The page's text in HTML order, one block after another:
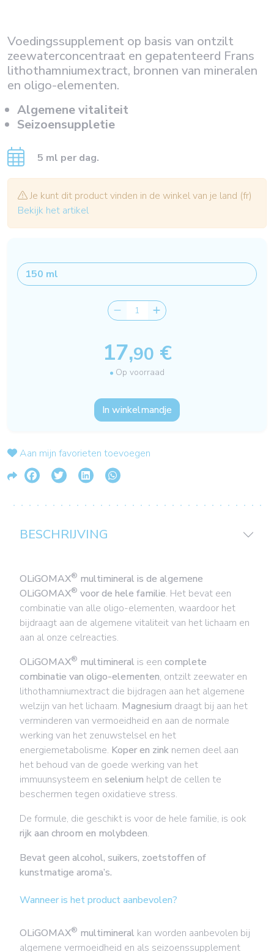
Voedingssupplement op basis van ontzilt
zeewaterconcentraat en gepatenteerd Frans
lithothamniumextract, bronnen van mineralen
en oligo-elementen.
Algemene vitaliteit
Seizoensuppletie
5 ml per dag.
Je kunt dit product vinden in de winkel van je land (fr)
Bekijk het artikel
17,90 €
Op voorraad
In winkelmandje
Aan mijn favorieten toevoegen
BESCHRIJVING
OLiGOMAX® multimineral is de algemene
OLiGOMAX® voor de hele familie. Het bevat een
combinatie van alle oligo-elementen, waardoor het
bijdraagt aan de algemene vitaliteit van het lichaam en
aan al onze celreacties.
OLiGOMAX® multimineral is een complete
combinatie van oligo-elementen, ontzilt zeewater en
lithothamniumextract die bijdragen aan het algemene
welzijn van het lichaam. Magnesium draagt bij aan het
verminderen van vermoeidheid en aan de normale
werking van het zenuwstelsel en het
energiemetabolisme. Koper en zink nemen deel aan
het behoud van de goede werking van het
immuunsysteem en selenium helpt de cellen te
beschermen tegen oxidatieve stress.
De formule, die geschikt is voor de hele familie, is ook
rijk aan chroom en molybdeen.
Bevat geen alcohol, suikers, zoetstoffen of
kunstmatige aroma’s.
Wanneer is het product aanbevolen?
OLiGOMAX® multimineral kan worden aanbevolen bij
algemene vermoeidheid en als seizoenssupplement